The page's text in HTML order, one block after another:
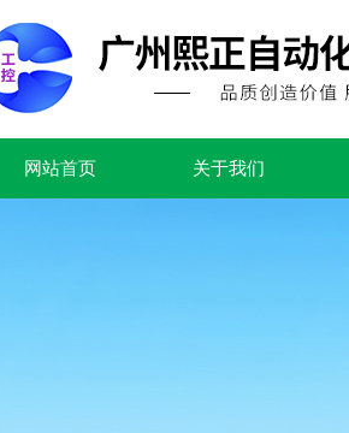
网站首页 关于我们